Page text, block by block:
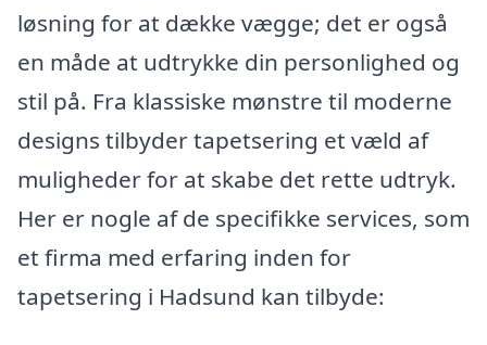
løsning for at dække vægge; det er også
en måde at udtrykke din personlighed og
stil på. Fra klassiske mønstre til moderne
designs tilbyder tapetsering et væld af
muligheder for at skabe det rette udtryk.
Her er nogle af de specifikke services, som
et firma med erfaring inden for
tapetsering i Hadsund kan tilbyde: